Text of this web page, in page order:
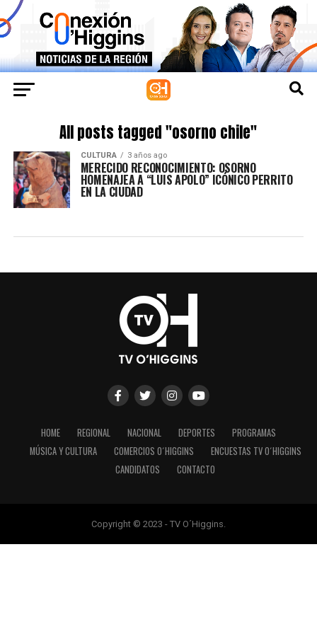
All posts tagged "osorno chile"
CULTURA 3 años ago
MERECIDO RECONOCIMIENTO: OSORNO
HOMENAJEA A “LUIS APOLO” ICÓNICO PERRITO
EN LA CIUDAD
HOME REGIONAL NACIONAL DEPORTES
PROGRAMAS
MÚSICA Y CULTURA
COMERCIOS O´HIGGINS
ENCUESTAS TV O´HIGGINS
CANDIDATOS
CONTACTO
Copyright © 2023 - TV O´Higgins.